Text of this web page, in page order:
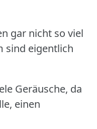
gar nicht so viel
sind eigentlich
Geräusche, da
einen